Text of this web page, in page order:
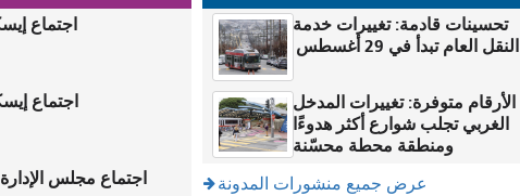
تحسينات قادمة: تغييرات خدمة
النقل العام تبدأ في 29 أغسطس
الأرقام متوفرة: تغييرات المدخل
الغربي تجلب شوارع أكثر هدوءًا
ومنطقة محطة محسّنة
عرض جميع منشورات المدونة
اجتماع
اجتماع